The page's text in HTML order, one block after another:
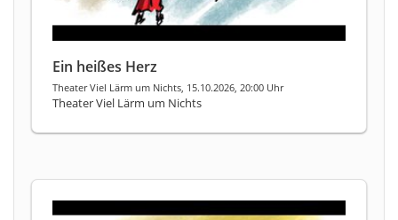
Ein heißes Herz
Theater Viel Lärm um Nichts, 15.10.2026, 20:00 Uhr
Theater Viel Lärm um Nichts